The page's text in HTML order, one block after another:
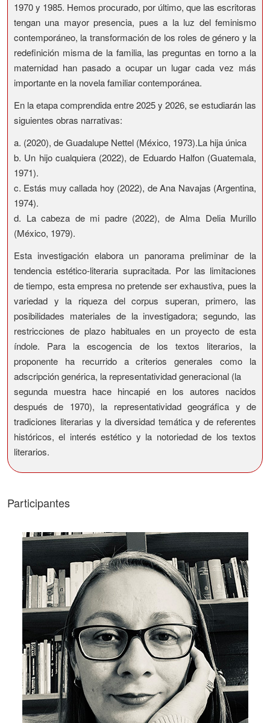
1970 y 1985. Hemos procurado, por último, que las escritoras
tengan una mayor presencia, pues a la luz del feminismo
contemporáneo, la transformación de los roles de género y la
redefinición misma de la familia, las preguntas en torno a la
maternidad han pasado a ocupar un lugar cada vez más
importante en la novela familiar contemporánea.
En la etapa comprendida entre 2025 y 2026, se estudiarán las
siguientes obras narrativas:
a. (2020), de Guadalupe Nettel (México, 1973).La hija única
b. Un hijo cualquiera (2022), de Eduardo Halfon (Guatemala,
1971).
c. Estás muy callada hoy (2022), de Ana Navajas (Argentina,
1974).
d. La cabeza de mi padre (2022), de Alma Delia Murillo
(México, 1979).
Esta investigación elabora un panorama preliminar de la
tendencia estético-literaria supracitada. Por las limitaciones
de tiempo, esta empresa no pretende ser exhaustiva, pues la
variedad y la riqueza del corpus superan, primero, las
posibilidades materiales de la investigadora; segundo, las
restricciones de plazo habituales en un proyecto de esta
índole. Para la escogencia de los textos literarios, la
proponente ha recurrido a criterios generales como la
adscripción genérica, la representatividad generacional (la
segunda muestra hace hincapié en los autores nacidos
después de 1970), la representatividad geográfica y de
tradiciones literarias y la diversidad temática y de referentes
históricos, el interés estético y la notoriedad de los textos
literarios.
Participantes